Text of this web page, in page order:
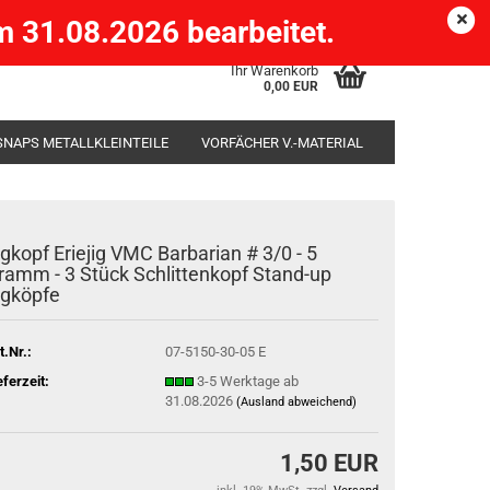
) Kundenlogin
Ihr Warenkorb
0,00 EUR
31.08.2026 bearbeitet.
METALLKLEINTEILE VORFÄCHER V.-MATERIAL
Eriejig VMC Barbarian # 3/0 - 5
- 3 Stück Schlittenkopf Stand-up
07-5150-30-05 E
3-5 Werktage ab
31.08.2026 (Ausland abweichend)
1,50 EUR